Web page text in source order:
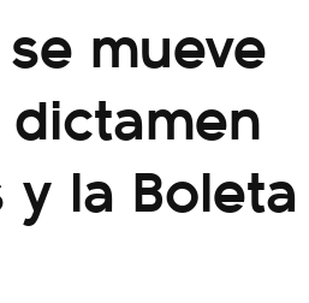
mueve
la Boleta